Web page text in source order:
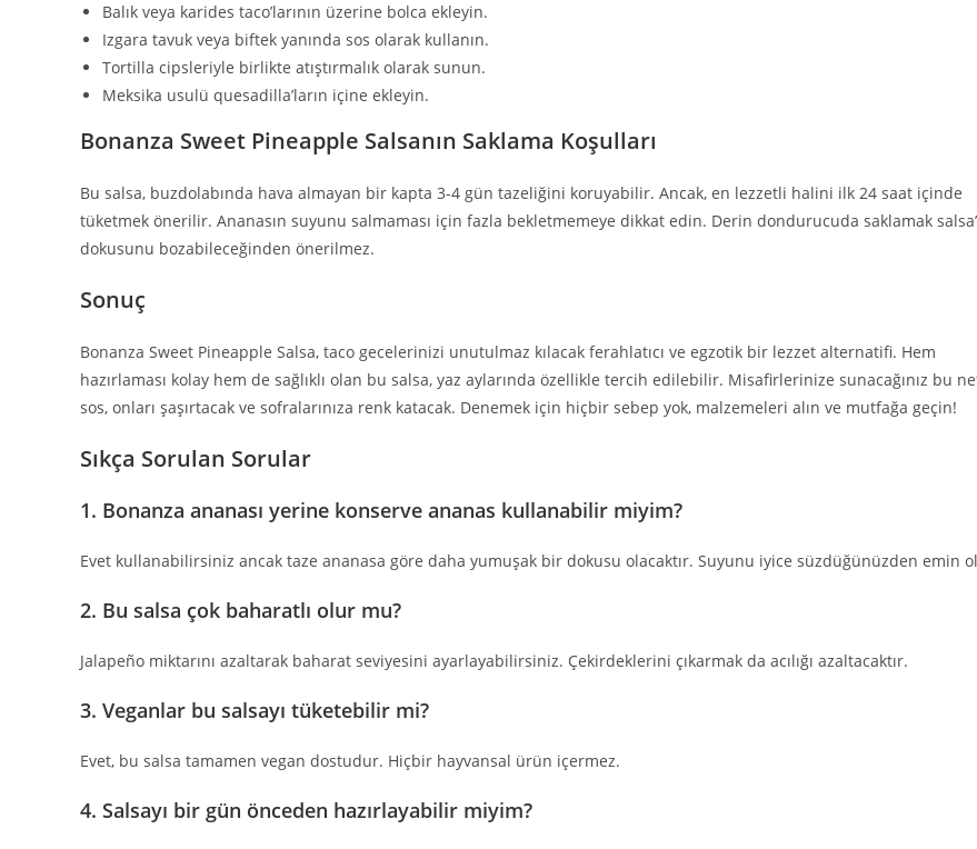
Balık veya karides taco’larının üzerine bolca ekleyin.
Izgara tavuk veya biftek yanında sos olarak kullanın.
Tortilla cipsleriyle birlikte atıştırmalık olarak sunun.
Meksika usulü quesadilla’ların içine ekleyin.
Bonanza Sweet Pineapple Salsanın Saklama Koşulları
Bu salsa, buzdolabında hava almayan bir kapta 3-4 gün tazeliğini koruyabilir. Ancak, en lezzetli halini ilk 24 saat içinde
tüketmek önerilir. Ananasın suyunu salmaması için fazla bekletmemeye dikkat edin. Derin dondurucuda saklamak
dokusunu bozabileceğinden önerilmez.
Sonuç
Bonanza Sweet Pineapple Salsa, taco gecelerinizi unutulmaz kılacak ferahlatıcı ve egzotik bir lezzet alternatifi. Hem
hazırlaması kolay hem de sağlıklı olan bu salsa, yaz aylarında özellikle tercih edilebilir. Misafirlerinize sunacağınız bu
sos, onları şaşırtacak ve sofralarınıza renk katacak. Denemek için hiçbir sebep yok, malzemeleri alın ve mutfağa geçin!
Sıkça Sorulan Sorular
1. Bonanza ananası yerine konserve ananas kullanabilir miyim?
Evet kullanabilirsiniz ancak taze ananasa göre daha yumuşak bir dokusu olacaktır. Suyunu iyice süzdüğünüzden emin
2. Bu salsa çok baharatlı olur mu?
Jalapeño miktarını azaltarak baharat seviyesini ayarlayabilirsiniz. Çekirdeklerini çıkarmak da acılığı azaltacaktır.
3. Veganlar bu salsayı tüketebilir mi?
Evet, bu salsa tamamen vegan dostudur. Hiçbir hayvansal ürün içermez.
4. Salsayı bir gün önceden hazırlayabilir miyim?